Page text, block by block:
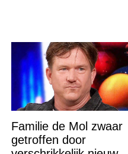
Familie de Mol zwaar
getroffen door